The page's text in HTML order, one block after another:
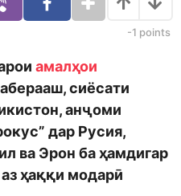
-1 points
амалҳои
сиёсати
анҷоми
дар Русия,
ва Эрон ба ҳамдигар
ҳаққи модарӣ